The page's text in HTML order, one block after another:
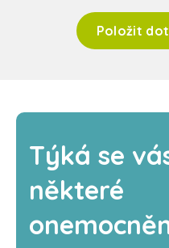
Položit
Týká se
některé